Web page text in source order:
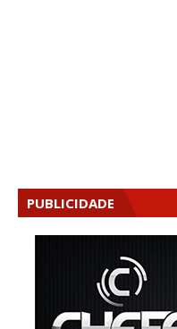
PUBLICIDADE